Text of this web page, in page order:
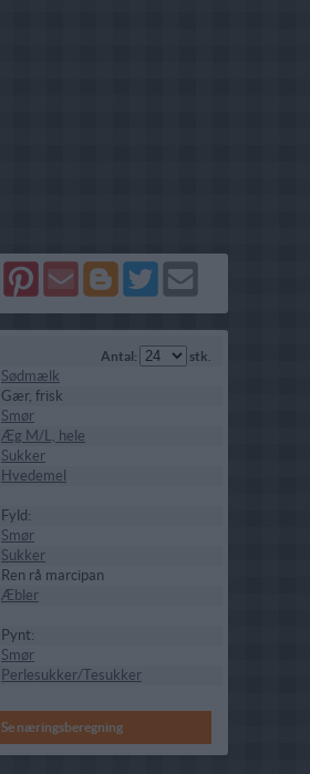
Del
på
Send
via
Del
på
Del
på
Send
Antal: stk.
Sødmælk
Gær, frisk
Smør
Æg M/L, hele
Sukker
Hvedemel
Fyld:
Smør
Sukker
Ren rå marcipan
Æbler
Pynt:
Smør
Perlesukker/Tesukker
Se næringsberegning